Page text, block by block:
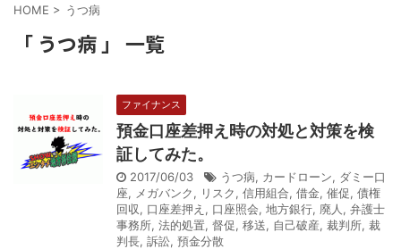
HOME > うつ病
「 うつ病 」 一覧
ファイナンス
預金口座差押え時の対処と対策を検
証してみた。
2017/06/03 うつ病, カードローン, ダミー口
座, メガバンク, リスク, 信用組合, 借金, 催促, 債権
回収, 口座差押え , 口座照会, 地方銀行, 廃人 , 弁護士
事務所, 法的処置, 督促, 移送, 自己破産, 裁判所, 裁
判長, 訴訟, 預金分散